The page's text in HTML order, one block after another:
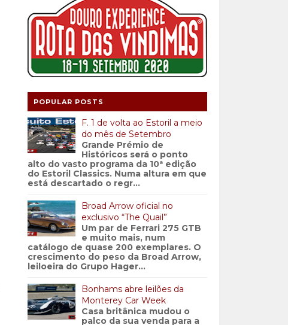
POPULAR POSTS
F. 1 de volta ao Estoril a meio
do mês de Setembro
Grande Prémio de
Históricos será o ponto
alto do vasto programa da 10ª edição
do Estoril Classics. Numa altura em que
está descartado o regr...
Broad Arrow oficial no
exclusivo “The Quail”
Um par de Ferrari 275 GTB
e muito mais, num
catálogo de quase 200 exemplares. O
crescimento do peso da Broad Arrow,
leiloeira do Grupo Hager...
Bonhams abre leilões da
Monterey Car Week
Casa britânica mudou o
palco da sua venda para a